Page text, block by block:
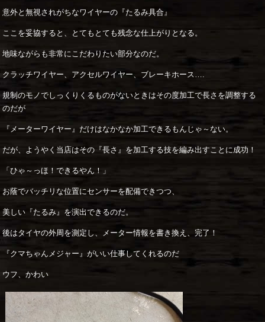
意外と無視されがちなワイヤーの『たるみ具合』
ここを妥協すると、とてもとても残念な仕上がりとなる。
地味ながらも非常にこだわりたい部分なのだ。
クラッチワイヤー、アクセルワイヤー、ブレーキホース….
規制のモノでしっくりくるものがないときはその度加工で長さを調整する
のだが
『メーターワイヤー』だけはなかなか加工できるもんじゃ～ない。
だが、ようやく当店はその『長さ』を加工する技を編み出すことに成功！
「ひゃ～っほ！できるやん！」
お蔭でバッチリな位置にセンサーを配備できつつ、
美しい『たるみ』を演出できるのだ。
後はタイヤの外周を測定し、メーター情報を書き換え、完了！
『クマちゃんメジャー』がいい仕事してくれるのだ
ウフ、かわい